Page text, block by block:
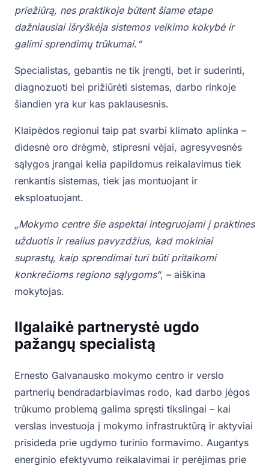
priežiūrą, nes praktikoje būtent šiame etape
dažniausiai išryškėja sistemos veikimo kokybė ir
galimi sprendimų trūkumai.“
Specialistas, gebantis ne tik įrengti, bet ir suderinti,
diagnozuoti bei prižiūrėti sistemas, darbo rinkoje
šiandien yra kur kas paklausesnis.
Klaipėdos regionui taip pat svarbi klimato aplinka –
didesnė oro drėgmė, stipresni vėjai, agresyvesnės
sąlygos įrangai kelia papildomus reikalavimus tiek
renkantis sistemas, tiek jas montuojant ir
eksploatuojant.
„Mokymo centre šie aspektai integruojami į praktines
užduotis ir realius pavyzdžius, kad mokiniai
suprastų, kaip sprendimai turi būti pritaikomi
konkrečioms regiono sąlygoms“, – aiškina
mokytojas.
Ilgalaikė partnerystė ugdo
pažangų specialistą
Ernesto Galvanausko mokymo centro ir verslo
partnerių bendradarbiavimas rodo, kad darbo jėgos
trūkumo problemą galima spręsti tikslingai – kai
verslas investuoja į mokymo infrastruktūrą ir aktyviai
prisideda prie ugdymo turinio formavimo. Augantys
energinio efektyvumo reikalavimai ir perėjimas prie